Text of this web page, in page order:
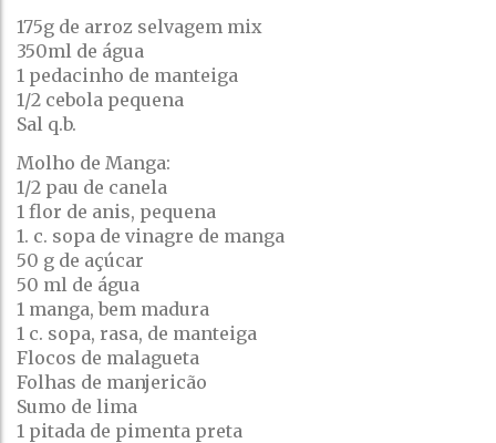
175g de arroz selvagem mix
350ml de água
1 pedacinho de manteiga
1/2 cebola pequena
Sal q.b.
Molho de Manga:
1/2 pau de canela
1 flor de anis, pequena
1. c. sopa de vinagre de manga
50 g de açúcar
50 ml de água
1 manga, bem madura
1 c. sopa, rasa, de manteiga
Flocos de malagueta
Folhas de manjericão
Sumo de lima
1 pitada de pimenta preta